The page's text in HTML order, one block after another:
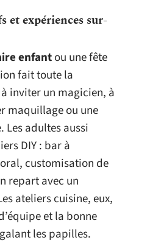
et expériences sur-
enfantou une fête
fait toute la
inviter un magicien, à
maquillage ou une
adultes aussi
DIY : bar à
customisation de
repart avec un
ateliers cuisine, eux,
et la bonne
les papilles.